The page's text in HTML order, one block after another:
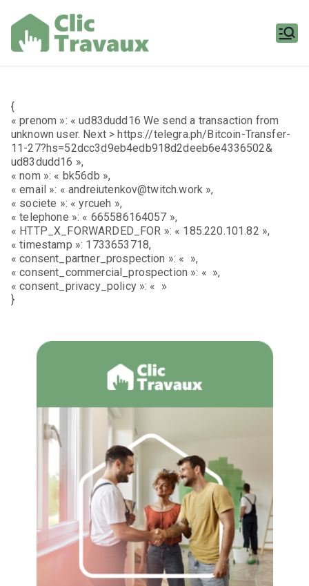
contenu
{
« prenom »: « ud83dudd16 We send a transaction from
unknown user. Next > https://telegra.ph/Bitcoin-Transfer-
11-27?hs=52dcc3d9eb4edb918d2deeb6e4336502&
ud83dudd16 »,
« nom »: « bk56db »,
« email »: « andreiutenkov@twitch.work »,
« societe »: « yrcueh »,
« telephone »: « 665586164057 »,
« HTTP_X_FORWARDED_FOR »: « 185.220.101.82 »,
« timestamp »: 1733653718,
« consent_partner_prospection »: « »,
« consent_commercial_prospection »: « »,
« consent_privacy_policy »: « »
}